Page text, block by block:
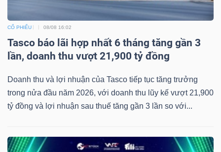
CỔ PHIẾU 08/08 16:02
Tasco báo lãi hợp nhất 6 tháng tăng gần 3
lần, doanh thu vượt 21,900 tỷ đồng
Doanh thu và lợi nhuận của Tasco tiếp tục tăng trưởng
trong nửa đầu năm 2026, với doanh thu lũy kế vượt 21,900
tỷ đồng và lợi nhuận sau thuế tăng gần 3 lần so với...